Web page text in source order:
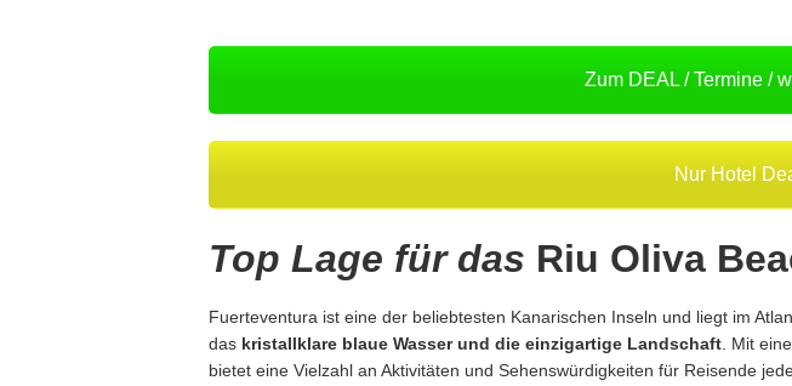
Zum DEAL / Termine /
Nur Hotel
Top Lage für das Riu Oliva
Fuerteventura ist eine der beliebtesten Kanarischen Inseln und liegt im
das kristallklare blaue Wasser und die einzigartige Landschaft . Mit
bietet eine Vielzahl an Aktivitäten und Sehenswürdigkeiten für Reisende